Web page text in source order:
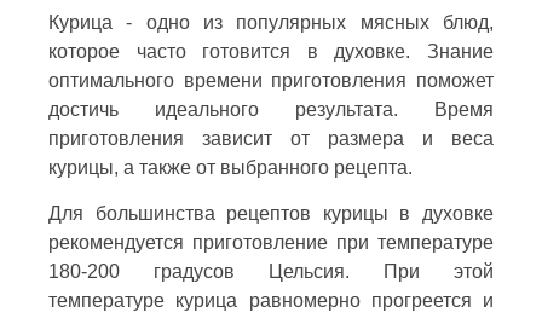
Курица - одно из популярных мясных блюд,
которое часто готовится в духовке. Знание
оптимального времени приготовления поможет
достичь идеального результата. Время
приготовления зависит от размера и веса
курицы, а также от выбранного рецепта.
Для большинства рецептов курицы в духовке
рекомендуется приготовление при температуре
180-200 градусов Цельсия. При этой
температуре курица равномерно прогреется и